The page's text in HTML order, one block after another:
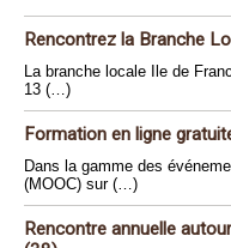
Rencontrez la Branche
La branche locale Ile de
13 (…)
Formation en ligne
Dans la gamme des
(MOOC) sur (…)
Rencontre annuelle